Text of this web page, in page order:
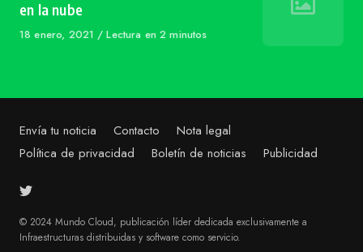
en la nube
Published
18 enero, 2021 Lectura en 2 minutos
Envía tu noticia Contacto
Nota legal
Política de privacidad
Boletín de noticias Publicidad
© 2024 Mundo Cloud, publicación líder dedicada exclusivamente a
Infraestructuras distribuidas y software como servicio.